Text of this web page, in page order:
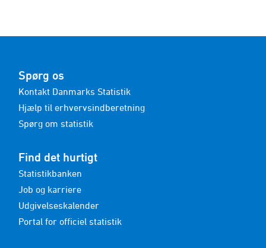
Spørg os
Kontakt Danmarks Statistik
Hjælp til erhvervsindberetning
Spørg om statistik
Find det hurtigt
Statistikbanken
Job og karriere
Udgivelseskalender
Portal for officiel statistik